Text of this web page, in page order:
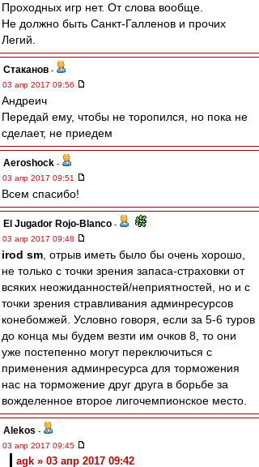
Проходных игр нет. От слова вообще.
Не должно быть Санкт-Галленов и прочих
Легий.
Cтаканов -
03 апр 2017 09:56
Андреич
Передай ему, чтобы не торопился, но пока не
сделает, не приедем
Aeroshock -
03 апр 2017 09:51
Всем спасибо!
El Jugador Rojo-Blanco -
03 апр 2017 09:48
irod sm , отрыв иметь было бы очень хорошо,
не только с точки зрения запаса-страховки от
всяких неожиданностей/неприятностей, но и с
точки зрения стравливания админресурсов
конебомжей. Условно говоря, если за 5-6 туров
до конца мы будем везти им очков 8, то они
уже постепенно могут переключиться с
применения админресурса для торможения
нас на торможение друг друга в борьбе за
вожделенное второе лигочемпионское место.
Alekos -
03 апр 2017 09:45
agk » 03 апр 2017 09:42